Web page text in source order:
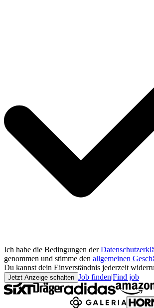
Ich habe die Bedingungen der
genommen und stimme den allgemeinen
Du kannst dein Einverständnis jederzeit
Jetzt Anzeige schalten Job finden|Find job